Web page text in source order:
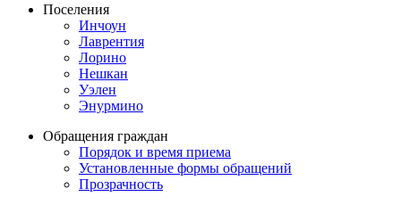
Поселения
Инчоун
Лаврентия
Лорино
Нешкан
Уэлен
Энурмино
Обращения граждан
Порядок и время приема
Установленные формы обращений
Прозрачность